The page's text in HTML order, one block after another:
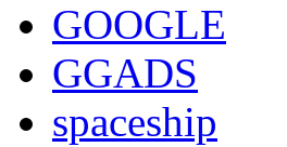
GOOGLE
GGADS
spaceship